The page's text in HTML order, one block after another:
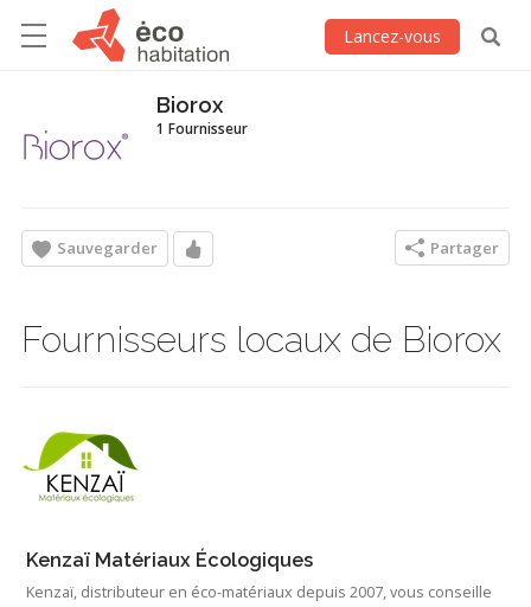
Lancez-vous
Biorox
1 Fournisseur
Sauvegarder Partager
Fournisseurs locaux de Biorox
Kenzaï Matériaux Écologiques
Kenzaï, distributeur en éco-matériaux depuis 2007, vous conseille